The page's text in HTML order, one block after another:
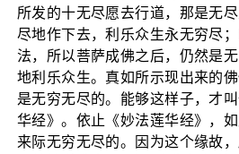
所发的十无尽愿去行道，那是无
尽地作下去，利乐众生永无穷尽
法，所以菩萨成佛之后，仍然是
地利乐众生。真如所示现出来的
是无穷无尽的。能够这样子，才
华经》。依止《妙法莲华经》，
来际无穷无尽的。因为这个缘故